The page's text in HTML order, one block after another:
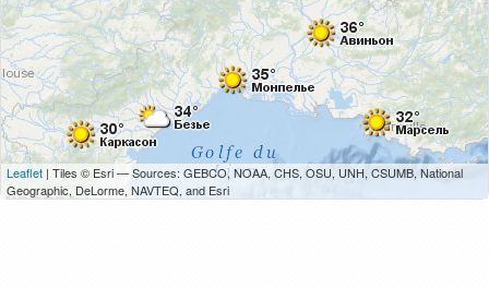
Leaflet | Tiles © Esri — Sources: GEBCO, NOAA, CHS, OSU, UNH, CSUMB, National
Geographic, DeLorme, NAVTEQ, and Esri